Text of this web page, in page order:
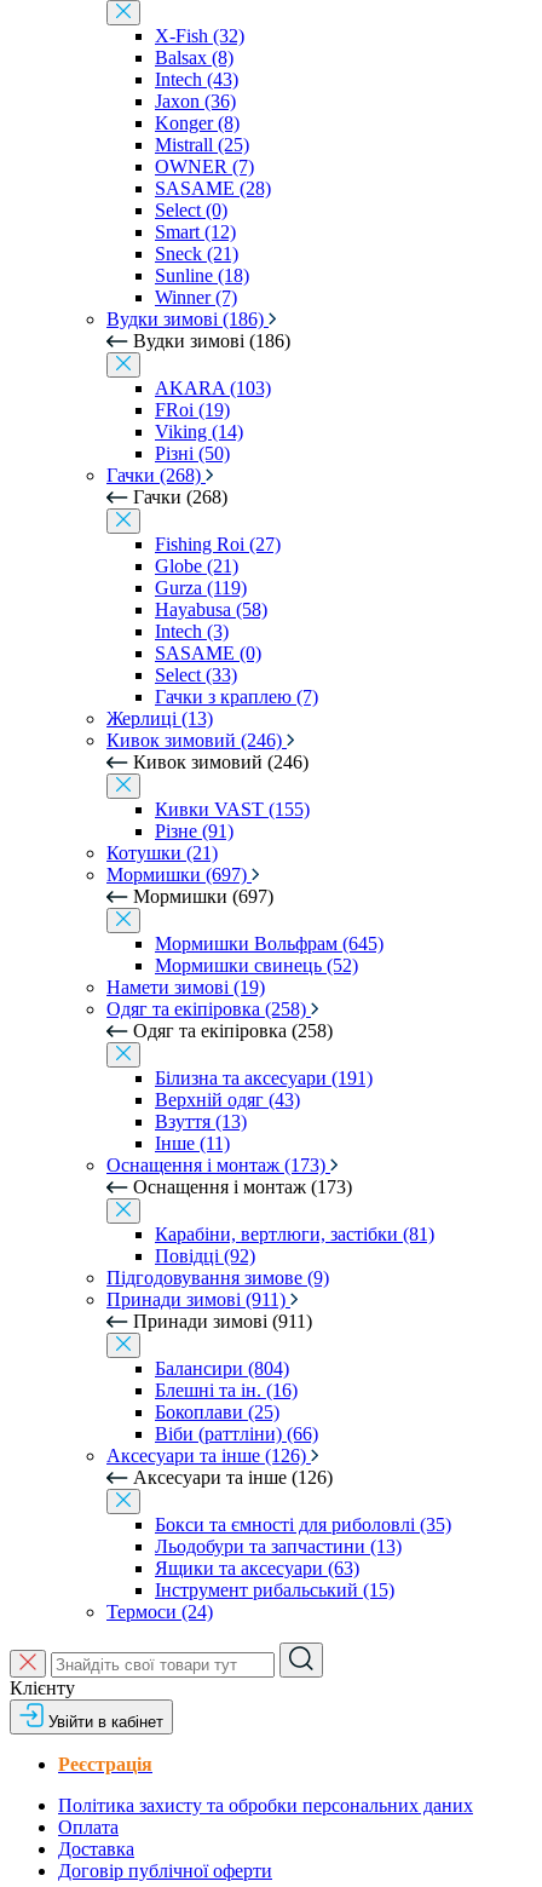
X-Fish (32)
Balsax (8)
Intech (43)
Jaxon (36)
Konger (8)
Mistrall (25)
OWNER (7)
SASAME (28)
Select (0)
Smart (12)
Sneck (21)
Sunline (18)
Winner (7)
Вудки зимові (186)
Вудки зимові (186)
AKARA (103)
FRoi (19)
Viking (14)
Різні (50)
Гачки (268)
Гачки (268)
Fishing Roi (27)
Globe (21)
Gurza (119)
Hayabusa (58)
Intech (3)
SASAME (0)
Select (33)
Гачки з краплею (7)
Жерлиці (13)
Кивок зимовий (246)
Кивок зимовий (246)
Кивки VAST (155)
Різне (91)
Котушки (21)
Мормишки (697)
Мормишки (697)
Мормишки Вольфрам (645)
Мормишки свинець (52)
Намети зимові (19)
Одяг та екіпіровка (258)
Одяг та екіпіровка (258)
Білизна та аксесуари (191)
Верхній одяг (43)
Взуття (13)
Інше (11)
Оснащення і монтаж (173)
Оснащення і монтаж (173)
Карабіни, вертлюги, застібки (81)
Повідці (92)
Підгодовування зимове (9)
Принади зимові (911)
Принади зимові (911)
Балансири (804)
Блешні та ін. (16)
Бокоплави (25)
Віби (раттліни) (66)
Аксесуари та інше (126)
Аксесуари та інше (126)
Бокси та ємності для риболовлі (35)
Льодобури та запчастини (13)
Ящики та аксесуари (63)
Інструмент рибальський (15)
Термоси (24)
Клієнту
Увійти в кабінет
Реєстрація
Політика захисту та обробки персональних даних
Оплата
Доставка
Договір публічної оферти